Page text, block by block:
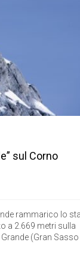
sul Corno
rammarico lo
a 2.669 metri sulla
(Gran Sasso